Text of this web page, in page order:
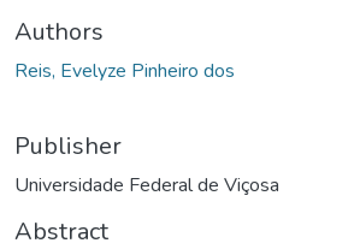
Authors
Reis, Evelyze Pinheiro dos
Publisher
Universidade Federal de Viçosa
Abstract